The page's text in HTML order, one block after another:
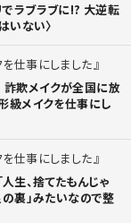
でラブラブに!? 大逆転
いない〉
仕事にしました
詐欺メイクが全国に放
級メイクを仕事にし
仕事にしました
生、捨てたもんじゃ
裏」みたいなので整